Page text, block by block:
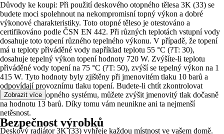
Důvody ke koupi: Při použití deskového otopného tělesa 3K (33) se
budete moci spolehnout na nekompromisní topný výkon a dobré
výkonové charakteristiky. Toto otopné těleso je otestováno a
certifikováno podle ČSN EN 442. Při různých teplotách vstupní vody
dosahuje toto topení různého tepelného výkonu. V případě, že topení
má u teploty přiváděné vody například teplotu 55 °C (?T: 30),
dosahuje tepelný výkon topení hodnoty 720 W. Zvýšíte-li teplotu
přiváděné vody topení na 75 °C (?T: 50), zvýší se tepelný výkon na 1
415 W. Tyto hodnoty byly zjištěny při jmenovitém tlaku 10 barů a
odpovídají provoznímu tlaku topení. Budete-li chtít zkontrolovat
těsnost svého topného systému, můžete zvýšit jmenovitý tlak dočasně
na hodnotu 13 barů. Díky tomu vám neunikne ani ta nejmenší
netěsnost.
Deskový radiátor 3K (33) vyhřeje každou místnost ve vašem domě.
Zobrazit více
Bezpečnost výrobků